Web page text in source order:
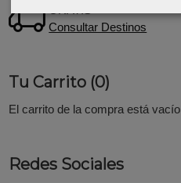
GRATIS *
Consultar Destinos
Tu Carrito (0)
El carrito de la compra está vacío
Redes Sociales